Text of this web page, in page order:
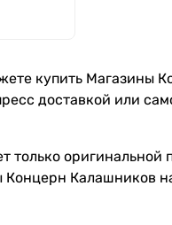
купить Магазины
доставкой или
только
Калашников